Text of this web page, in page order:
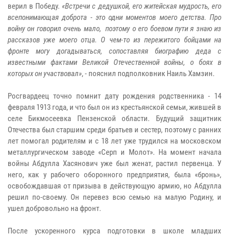
верил в Победу.«Встречи с дедушкой, его житейская мудрость, его
всепонимающая доброта - это одни моментов моего детства. Про
войну он говорил очень мало, поэтому о его боевом пути я знаю из
рассказов уже моего отца. О чем-то из пережитого бойцами на
фронте могу догадываться, сопоставляя биографию деда с
известными фактами Великой Отечественной войны, о боях в
которых он участвовал», - пояснил подполковник Наиль Хамзин.
Росгвардеец точно помнит дату рождения родственника - 14
февраля 1913 года, и что был он из крестьянской семьи, жившей в
селе Бикмосеевка Пензенской области. Будущий защитник
Отечества был старшим среди братьев и сестер, поэтому с ранних
лет помогал родителям и с 18 лет уже трудился на московском
металлургическом заводе «Серп и Молот». На момент начала
войны Абдулла Хасянович уже был женат, растил первенца. У
него, как у рабочего оборонного предприятия, была «бронь»,
освобождавшая от призыва в действующую армию, но Абдулла
решил по-своему. Он перевез всю семью на малую Родину, и
ушел добровольно на фронт.
После ускоренного курса подготовки в школе младших